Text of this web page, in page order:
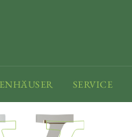
SERVICE